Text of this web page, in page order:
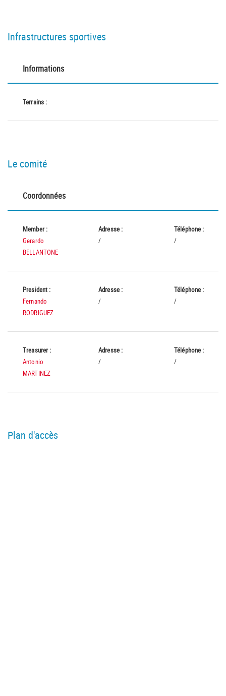
Infrastructures sportives
Informations
Terrains :
Le comité
Coordonnées
Member :
Gerardo
BELLANTONE
Adresse :
/
Téléphone :
/
President :
Fernando
RODRIGUEZ
Adresse :
/
Téléphone :
/
Treasurer :
Antonio
MARTINEZ
Adresse :
/
Téléphone :
/
Plan d'accès